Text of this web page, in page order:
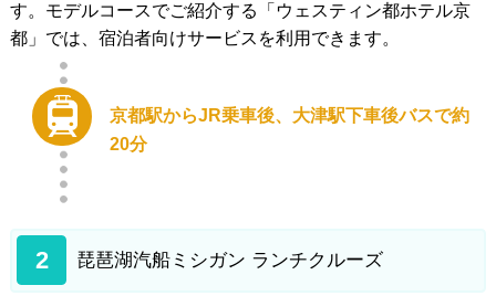
す。モデルコースでご紹介する「ウェスティン都ホテル京
都」では、宿泊者向けサービスを利用できます。
京都駅からJR乗車後、大津駅下車後バスで約
20分
2 琵琶湖汽船ミシガン ランチクルーズ